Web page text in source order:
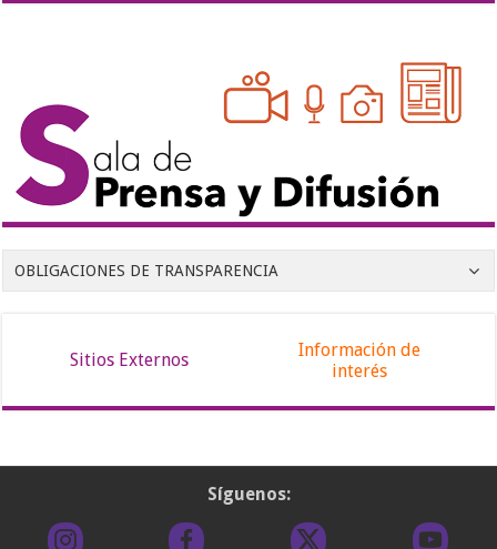
OBLIGACIONES DE TRANSPARENCIA
Sitios Externos
Información de
interés
Síguenos: